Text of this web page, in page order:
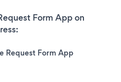
Form App on
Request Form App